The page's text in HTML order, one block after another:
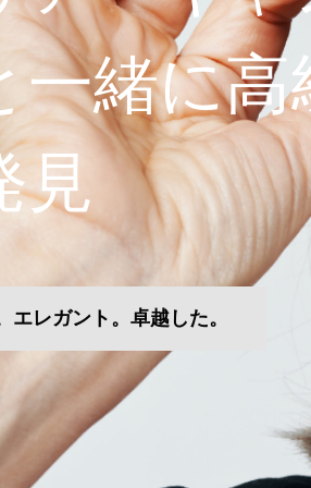
一緒に高
見
エレガント。卓越した。